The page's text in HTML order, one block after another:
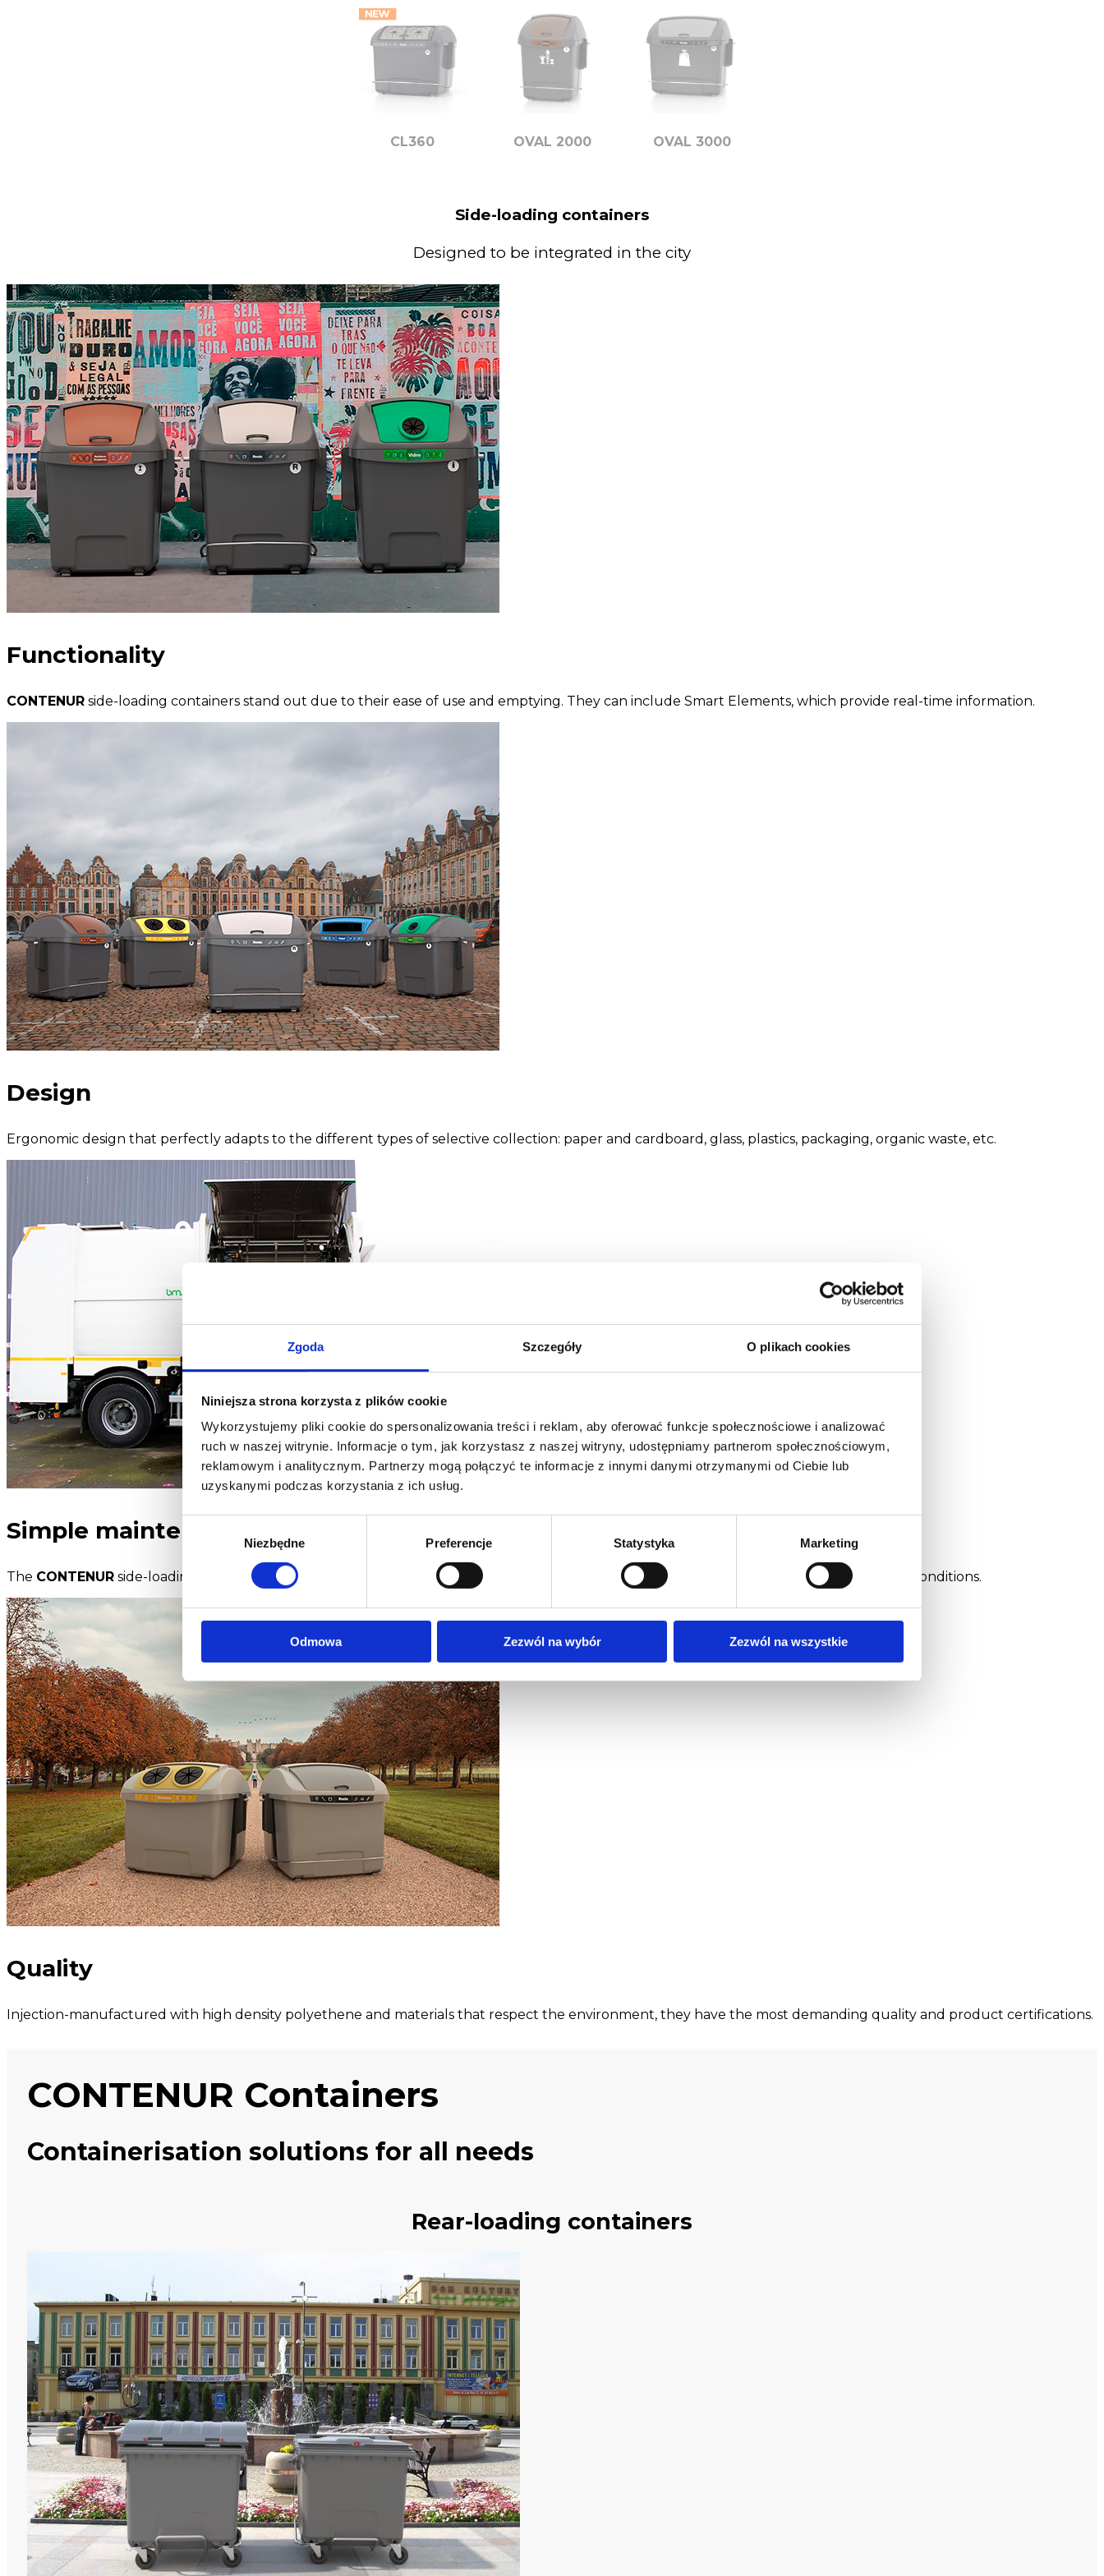
Zgoda Szczegóły O plikach cookies
Niniejsza strona korzysta z plików cookie
Wykorzystujemy pliki cookie do spersonalizowania treści i reklam, aby oferować funkcje społecznościowe i analizować
ruch w naszej witrynie. Informacje o tym, jak korzystasz z naszej witryny, udostępniamy partnerom społecznościowym,
reklamowym i analitycznym. Partnerzy mogą połączyć te informacje z innymi danymi otrzymanymi od Ciebie lub
uzyskanymi podczas korzystania z ich usług.
Niezbędne Preferencje Statystyka Marketing
Odmowa Zezwól na wybór Zezwól na wszystkie
CL360 OVAL 2000 OVAL 3000
Side-loading containers
Designed to be integrated in the city
Functionality
CONTENUR side-loading containers stand out due to their ease of use and emptying. They can include Smart Elements, which provide real-time information.
Design
Ergonomic design that perfectly adapts to the different types of selective collection: paper and cardboard, glass, plastics, packaging, organic waste, etc.
Simple maintenance
The CONTENUR side-loading containers are designed for easy, streamlined and efficient cleaning and maintenance in optimum operating conditions.
Quality
Injection-manufactured with high density polyethene and materials that respect the environment, they have the most demanding quality and product certifications.
CONTENUR Containers
Containerisation solutions for all needs
Rear-loading containers